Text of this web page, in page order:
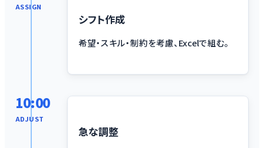
ASSIGN
シフト作成
希望・スキル・制約を考慮、Excelで組む。
10:00
ADJUST
急な調整